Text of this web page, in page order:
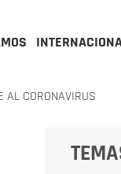
AL CORONAVIRUS